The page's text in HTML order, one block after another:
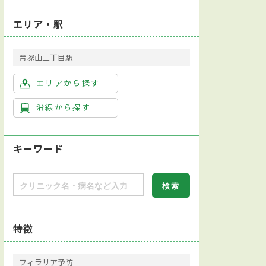
エリア・駅
帝塚山三丁目駅
エリアから探す
沿線から探す
キーワード
特徴
フィラリア予防